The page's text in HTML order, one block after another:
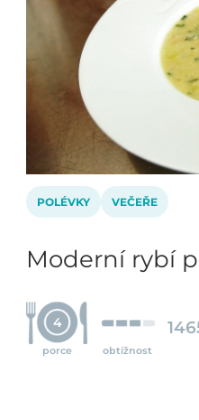
POLÉVKY VEČEŘE
Moderní rybí
4
porce obtížnost